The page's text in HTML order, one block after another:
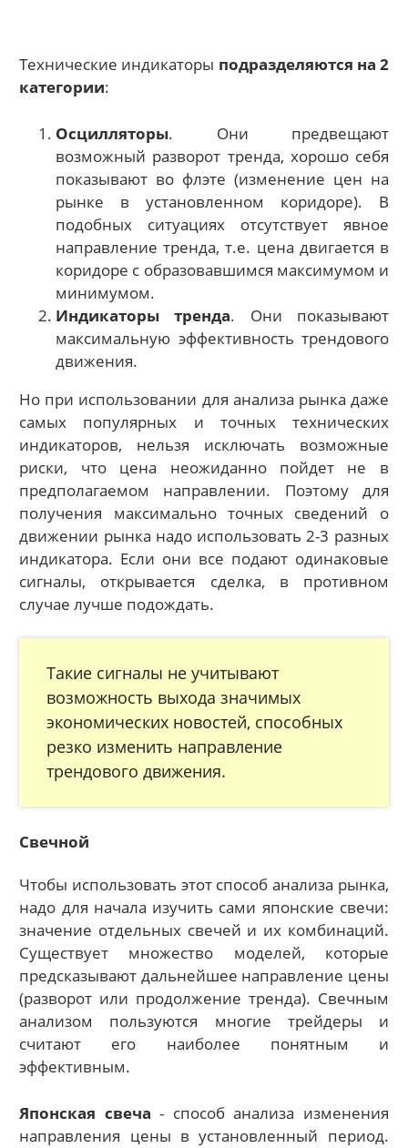
Технические индикаторы подразделяются на 2
категории:
Осцилляторы. Они предвещают
возможный разворот тренда, хорошо себя
показывают во флэте (изменение цен на
рынке в установленном коридоре). В
подобных ситуациях отсутствует явное
направление тренда, т.е. цена двигается в
коридоре с образовавшимся максимумом и
минимумом.
Индикаторы тренда. Они показывают
максимальную эффективность трендового
движения.
Но при использовании для анализа рынка даже
самых популярных и точных технических
индикаторов, нельзя исключать возможные
риски, что цена неожиданно пойдет не в
предполагаемом направлении. Поэтому для
получения максимально точных сведений о
движении рынка надо использовать 2-3 разных
индикатора. Если они все подают одинаковые
сигналы, открывается сделка, в противном
случае лучше подождать.
Такие сигналы не учитывают
возможность выхода значимых
экономических новостей, способных
резко изменить направление
трендового движения.
Свечной
Чтобы использовать этот способ анализа рынка,
надо для начала изучить сами японские свечи:
значение отдельных свечей и их комбинаций.
Существует множество моделей, которые
предсказывают дальнейшее направление цены
(разворот или продолжение тренда). Свечным
анализом пользуются многие трейдеры и
считают его наиболее понятным и
эффективным.
Японская свеча - способ анализа изменения
направления цены в установленный период.